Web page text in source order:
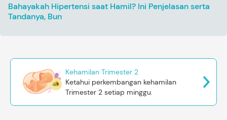
Bahayakah Hipertensi saat Hamil? Ini Penjelasan serta
Tandanya, Bun
Kehamilan Trimester 2
Ketahui perkembangan kehamilan
Trimester 2 setiap minggu.